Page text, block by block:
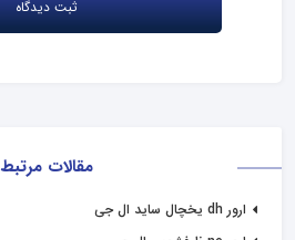
مقالات مرتبط
ارور dh یخچال ساید ال جی